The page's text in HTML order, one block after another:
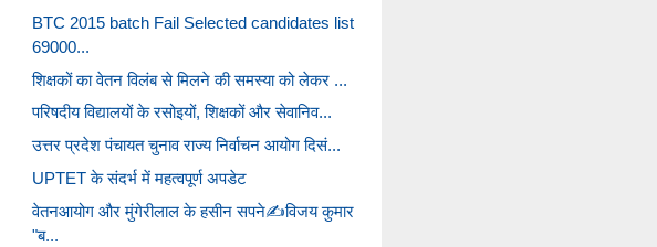
BTC 2015 batch Fail Selected candidates list
69000...
शिक्षकों का वेतन विलंब से मिलने की समस्या को लेकर ...
परिषदीय विद्यालयों के रसोइयों, शिक्षकों और सेवानिव...
उत्तर प्रदेश पंचायत चुनाव राज्य निर्वाचन आयोग दिसं...
UPTET के संदर्भ में महत्वपूर्ण अपडेट
वेतनआयोग और मुंगेरीलाल के हसीन सपने✍️विजय कुमार
"ब...